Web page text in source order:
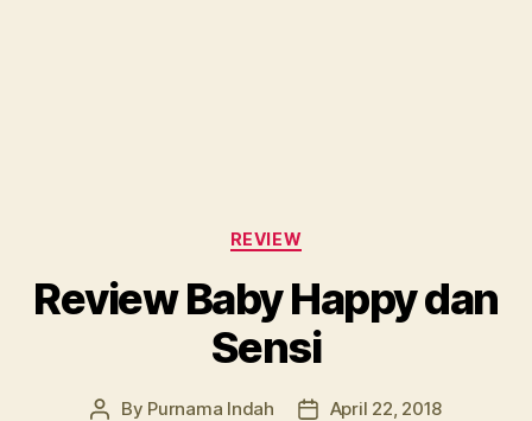
Categories
REVIEW
Review Baby Happy dan
Sensi
Post
By Purnama Indah PostApril 22, 2018